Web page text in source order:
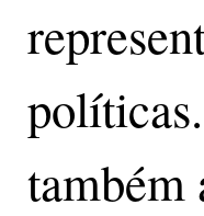
também